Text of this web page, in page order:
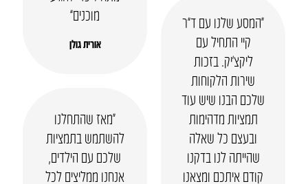
מוכנים”
אורית גולן
“המסע שלנו עם ד”ר
קיי התחיל עם
ליקצ’יק. בזכות
שירות הלקוחות
שלכם הבנו שיש עוד
תמציות מדהימות
ובעצם כל שאלה
שהייתה לנו בדקנו
קודם איתכם ומצאנו
“מאז שהתחלנו
להשתמש בתמציות
שלכם עם הילדים,
אנחנו ממליצים לכל